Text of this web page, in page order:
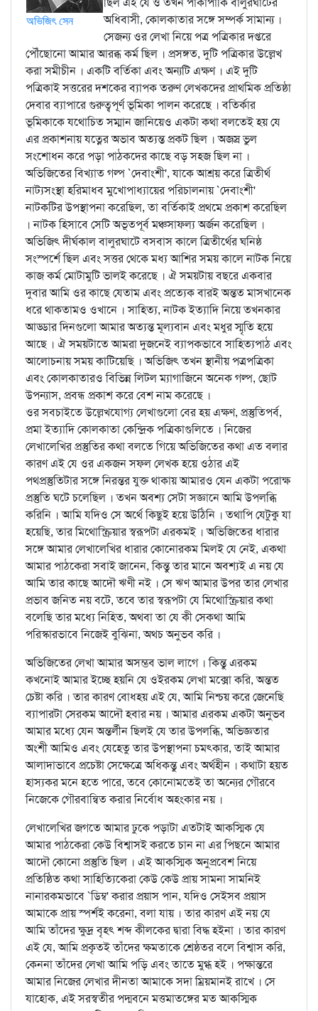
অভিজিৎ সেন
অধিবাসী, কোলকাতার সঙ্গে সম্পর্ক সামান্য ।
সেজন্য ওর লেখা নিয়ে পত্র পত্রিকার দপ্তরে
পৌঁছোনো আমার আরব্ধ কর্ম ছিল । প্রসঙ্গত, দুটি পত্রিকার উল্লেখ
করা সমীচীন । একটি বর্তিকা এবং অন্যটি এক্ষণ । এই দুটি
পত্রিকাই সত্তরের দশকের ব্যাপক তরুণ লেখকদের প্রাথমিক প্রতিষ্ঠা
দেবার ব্যাপারে গুরুত্বপূর্ণ ভূমিকা পালন করেছে । বতির্কার
ভূমিকাকে যথোচিত সম্মান জানিয়েও একটা কথা বলতেই হয় যে
এর প্রকাশনায় যত্নের অভাব অত্যন্ত প্রকট ছিল । অজস্র ভুল
সংশোধন করে পড়া পাঠকদের কাছে বড় সহজ ছিল না ।
অভিজিতের বিখ্যাত গল্প `দেবাংশী', যাকে আশ্রয় করে ত্রিতীর্থ
নাট্যসংস্থা হরিমাধব মুখোপাধ্যায়ের পরিচালনায় `দেবাংশী'
নাটকটির উপস্থাপনা করেছিল, তা বর্তিকাই প্রথমে প্রকাশ করেছিল
। নাটক হিসাবে সেটি অভূতপূর্ব মঞ্চসাফল্য অর্জন করেছিল ।
অভিজিৎ দীর্ঘকাল বালুরঘাটে বসবাস কালে ত্রিতীর্থের ঘনিষ্ঠ
সংস্পর্শে ছিল এবং সত্তর থেকে মধ্য আশির সময় কালে নাটক নিয়ে
কাজ কর্ম মোটামুটি ভালই করেছে । ঐ সময়টায় বছরে একবার
দুবার আমি ওর কাছে যেতাম এবং প্রত্যেক বারই অন্তত মাসখানেক
ধরে থাকতামও ওখানে । সাহিত্য, নাটক ইত্যাদি নিয়ে তখনকার
আড্ডার দিনগুলো আমার অত্যন্ত মূল্যবান এবং মধুর স্মৃতি হয়ে
আছে । ঐ সময়টাতে আমরা দুজনেই ব্যাপকভাবে সাহিত্যপাঠ এবং
আলোচনায় সময় কাটিয়েছি । অভিজিৎ তখন স্থানীয় পত্রপত্রিকা
এবং কোলকাতারও বিভিন্ন লিট্ল ম্যাগাজিনে অনেক গল্প, ছোট
উপন্যাস, প্রবন্ধ প্রকাশ করে বেশ নাম করেছে ।
ওর সবচাইতে উল্লেখযোগ্য লেখাগুলো বের হয় এক্ষণ, প্রস্তুতিপর্ব,
প্রমা ইত্যাদি কোলকাতা কেন্দ্রিক পত্রিকাগুলিতে । নিজের
লেখালেখির প্রস্তুতির কথা বলতে গিয়ে অভিজিতের কথা এত বলার
কারণ এই যে ওর একজন সফল লেখক হয়ে ওঠার এই
পথপ্রস্তুতিটার সঙ্গে নিরন্তর যুক্ত থাকায় আমারও যেন একটা পরোক্ষ
প্রস্তুতি ঘটে চলেছিল । তখন অবশ্য সেটা সজ্ঞানে আমি উপলব্ধি
করিনি । আমি যদিও সে অর্থে কিছুই হয়ে উঠিনি । তথাপি যেটুকু যা
হয়েছি, তার মিথোস্ক্রিয়ার স্বরূপটা এরকমই । অভিজিতের ধারার
সঙ্গে আমার লেখালেখির ধারার কোনোরকম মিলই যে নেই, একথা
আমার পাঠকেরা সবাই জানেন, কিন্তু তার মানে অবশ্যই এ নয় যে
আমি তার কাছে আদৌ ঋণী নই । সে ঋণ আমার উপর তার লেখার
প্রভাব জনিত নয় বটে, তবে তার স্বরূপটা যে মিথোস্ক্রিয়ার কথা
বলেছি তার মধ্যে নিহিত, অথবা তা যে কী সেকথা আমি
পরিস্কারভাবে নিজেই বুঝিনা, অথচ অনুভব করি ।
অভিজিতের লেখা আমার অসম্ভব ভাল লাগে । কিন্তু এরকম
কখনোই আমার ইচ্ছে হয়নি যে ওইরকম লেখা মক্সো করি, অন্তত
চেষ্টা করি । তার কারণ বোধহয় এই যে, আমি নিশ্চয় করে জেনেছি
ব্যাপারটা সেরকম আদৌ হবার নয় । আমার এরকম একটা অনুভব
আমার মধ্যে যেন অন্তর্লীন ছিলই যে তার উপলব্ধি, অভিজ্ঞতার
অংশী আমিও এবং যেহেতু তার উপস্থাপনা চমত্কার, তাই আমার
আলাদাভাবে প্রচেষ্টা সেক্ষেত্রে অধিকন্তু এবং অর্থহীন । কথাটা হয়ত
হাস্যকর মনে হতে পারে, তবে কোনোমতেই তা অন্যের গৌরবে
নিজেকে গৌরবান্বিত করার নির্বোধ অহংকার নয় ।
লেখালেখির জগতে আমার ঢুকে পড়াটা এতটাই আকস্মিক যে
আমার পাঠকেরা কেউ বিশ্বাসই করতে চান না এর পিছনে আমার
আদৌ কোনো প্রস্তুতি ছিল । এই আকস্মিক অনুপ্রবেশ নিয়ে
প্রতিষ্ঠিত কথা সাহিত্যিকেরা কেউ কেউ প্রায় সামনা সামনিই
নানারকমভাবে `ডিম্ব' করার প্রয়াস পান, যদিও সেইসব প্রয়াস
আমাকে প্রায় স্পর্শই করেনা, বলা যায় । তার কারণ এই নয় যে
আমি তাঁদের ক্ষুদ্র বৃহৎ শব্দ কীলকের দ্বারা বিদ্ধ হইনা । তার কারণ
এই যে, আমি প্রকৃতই তাঁদের ক্ষমতাকে শ্রেষ্ঠতর বলে বিশ্বাস করি,
কেননা তাঁদের লেখা আমি পড়ি এবং তাতে মুগ্ধ হই । পক্ষান্তরে
আমার নিজের লেখার দীনতা আমাকে সদা ম্রিয়মানই রাখে । সে
যাহোক, এই সরস্বতীর পদ্মবনে মত্তমাতঙ্গের মত আকস্মিক